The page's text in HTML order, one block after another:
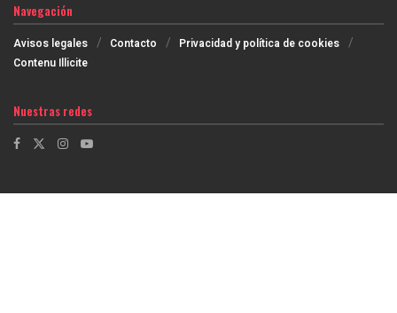
Navegación
Avisos legales Contacto
Privacidad y política de cookies
Contenu Illicite
Nuestras redes